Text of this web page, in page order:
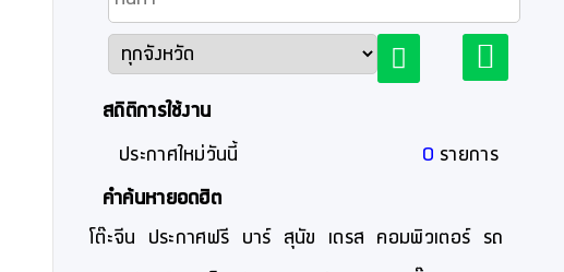
สถิติการใช้งาน
ประกาศใหม่วันนี้ 0 รายการ
คำค้นหายอดฮิต
โต๊ะจีน
ประกาศฟรี บาร์ สุนัข เดรส คอมพิวเตอร์ รถ